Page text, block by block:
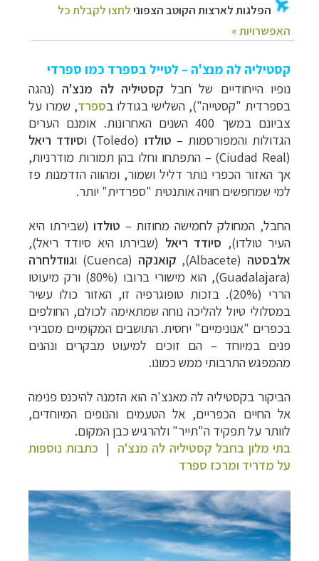
קסטיליה לה מנצ'ה – לטייל בספרד כמו ספרדי
נופיו הייחודיים של חבל קסטיליה לה מנצ'ה (נהגה
בספרדית "קסטייה"), השלישי בגודלו בספרד, שמרו על
צביונם במשך 400 השנים האחרונות. אומנם הערים
הגדולות והמפורסמות – טולדו (
Toledo) וסיודד ריאל
(
Ciudad Real
)
–התפתחו וחלו בהן תמורות מודרניות,
אך האזור הכפרי נותר דליל ושמור, ומהווה הזדמנות פז
למי שמחפשים חוויה אותנטית "ספרדית" יותר.
החבל, המחולק לחמישה מחוזות – טולדו(שבירתו היא
העיר טולדו), סיודד ריאל (שבירתו היא סיודד ריאל),
אלבסטה (
Albacete
), קואנקה (
Cuenca) וגוודלחרה
(
Guadalajara
), הוא מישורי ברובו (80%) ורק מיעוטו
הררי (20%). בזכות טופוגרפיה זו, האזור כולו עשיר
במסלולי טיול להליכה נוחה שמתאימה לכולם, החולפים
בכפרים "אנונימיים" יחסית. התושבים המקומיים מסבירי
פנים במיוחד – הם זוכים למיעוט מבקרים ונהנים
מהמפגש התרבותי ממש כמונו.
הביקור בקסטיליה לה מאנצ'ה הוא הזמנה להיכנס פנימה
אל החיים הכפריים, אל הטעמים והנופים המיוחדים,
לוותר על תפקיד ה"תייר" ולהרגיש כבן המקום.
בתי מלון בחבל קסטיליה לה מנצ'ה | כתבות נוספות
על מדריד ומרכז ספרד